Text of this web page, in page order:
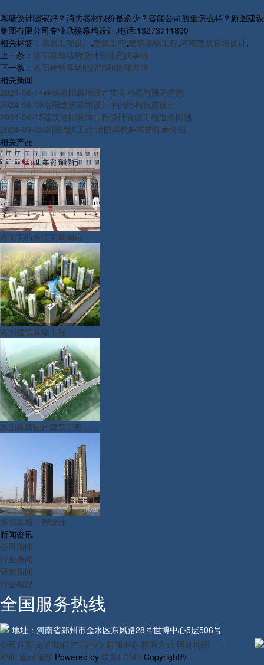
幕墙设计哪家好？消防器材报价是多少？智能公司质量怎么样？新图建设
集团有限公司专业承接幕墙设计,电话:13273711890
相关标签： 幕墙工程设计,建筑工程,建筑幕墙工程,河南建筑幕墙设计,
上一条： 洛阳幕墙结构设计应注意的事项
下一条： 洛阳建筑幕墙的缺陷和处理方法
相关新闻
2024-08-14建筑洛阳幕墙设计常见问题与预防措施
2024-08-09洛阳建筑幕墙设计中的结构抗震设计
2024-04-15建筑洛阳装饰工程设计阶段工程造价问题
2024-03-25洛阳消防工程:消防巡检柜维护保养介绍
相关产品
洛阳安防系统安装调试
洛阳建筑幕墙工程
洛阳幕墙设计建筑工程
洛阳幕墙工程设计
新闻资讯
公司新闻
行业新闻
研发新闻
行业概况
全国服务热线
地址：河南省郑州市金水区东风路28号世博中心5层506号
公司首页 走近我们 产品中心 新闻中心 联系方式 网站地图
XML 返回顶部 Powered by 筑巢ECMS Copyright©